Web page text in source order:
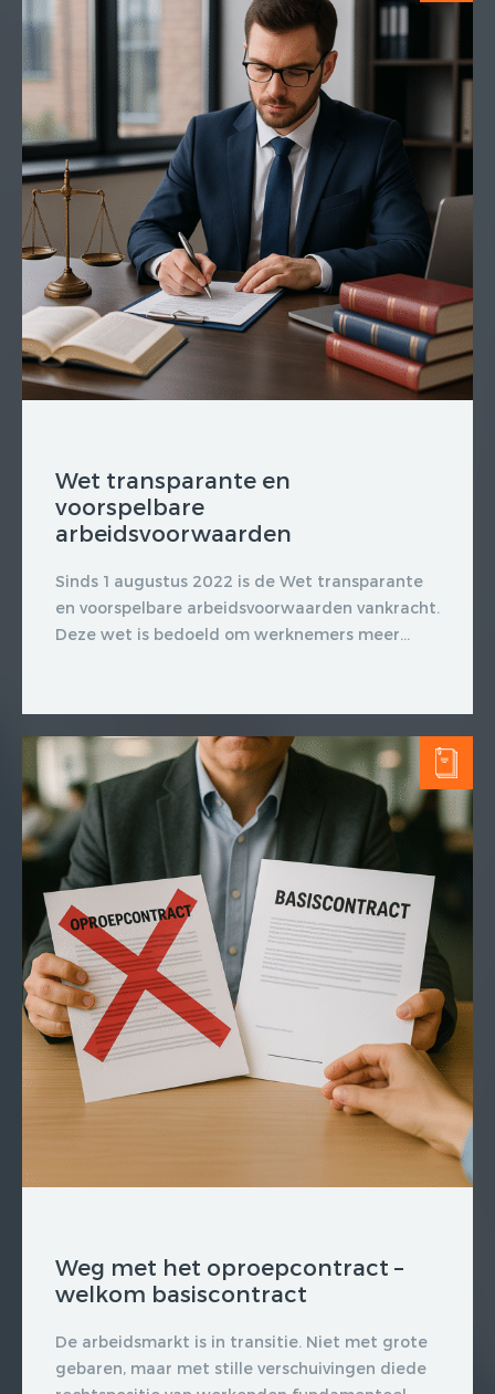
Wet transparante en
voorspelbare
arbeidsvoorwaarden
Sinds 1 augustus 2022 is de Wet transparante
en voorspelbare arbeidsvoorwaarden vankracht.
Deze wet is bedoeld om werknemers meer...
Weg met het oproepcontract –
welkom basiscontract
De arbeidsmarkt is in transitie. Niet met grote
gebaren, maar met stille verschuivingen diede